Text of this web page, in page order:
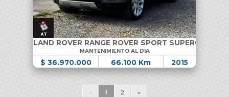
LAND ROVER RANGE ROVER SPORT
MANTENIMIENTO AL DIA
$ 36.970.000 66.100 Km 2015
« 1 2 »